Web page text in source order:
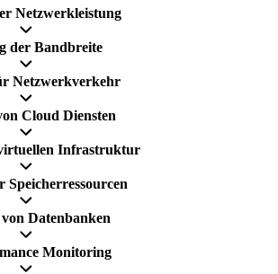
Netzwerkleistung
der Bandbreite
Netzwerkverkehr
Cloud Diensten
Infrastruktur
Datenbanken
Monitoring